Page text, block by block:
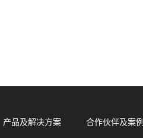
产品及解决方案 合作伙伴及案例